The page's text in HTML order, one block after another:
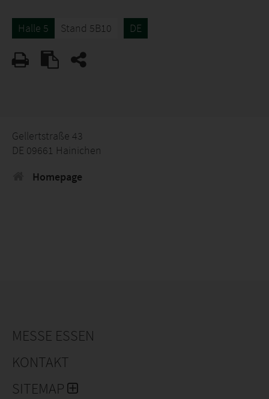
Halle 5 Stand 5B10 DE
Gellertstraße 43
DE 09661 Hainichen
Homepage
MESSE ESSEN
KONTAKT
SITEMAP